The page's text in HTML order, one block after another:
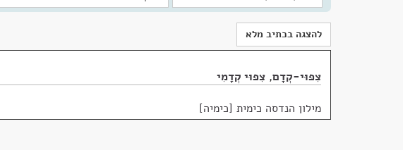
להצגה בכתיב מלא
צִפּוּי-קְדָם, צִפּוּי קְדָמִי
מילון הנדסה כימית [כימיה]